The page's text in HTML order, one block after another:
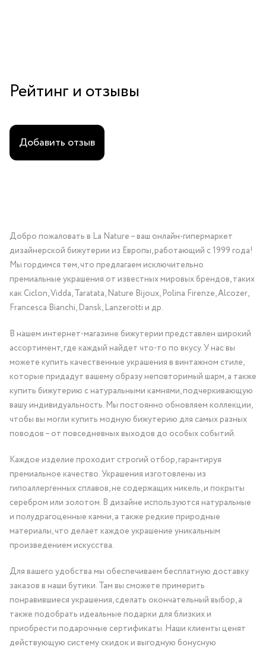
Рейтинг и отзывы
Добавить отзыв
Добро пожаловать в La Nature – ваш онлайн-гипермаркет
дизайнерской бижутерии из Европы, работающий с 1999 года!
Мы гордимся тем, что предлагаем исключительно
премиальные украшения от известных мировых брендов, таких
как Ciclon, Vidda, Taratata, Nature Bijoux, Polina Firenze, Alcozer,
Francesca Bianchi, Dansk, Lanzerotti и др.
В нашем интернет-магазине бижутерии представлен широкий
ассортимент, где каждый найдет что-то по вкусу. У нас вы
можете купить качественные украшения в винтажном стиле,
которые придадут вашему образу неповторимый шарм, а также
купить бижутерию с натуральными камнями, подчеркивающую
вашу индивидуальность. Мы постоянно обновляем коллекции,
чтобы вы могли купить модную бижутерию для самых разных
поводов – от повседневных выходов до особых событий.
Каждое изделие проходит строгий отбор, гарантируя
премиальное качество. Украшения изготовлены из
гипоаллергенных сплавов, не содержащих никель, и покрыты
серебром или золотом. В дизайне используются натуральные
и полудрагоценные камни, а также редкие природные
материалы, что делает каждое украшение уникальным
произведением искусства.
Для вашего удобства мы обеспечиваем бесплатную доставку
заказов в наши бутики. Там вы сможете примерить
понравившиеся украшения, сделать окончательный выбор, а
также подобрать идеальные подарки для близких и
приобрести подарочные сертификаты. Наши клиенты ценят
действующую систему скидок и выгодную бонусную